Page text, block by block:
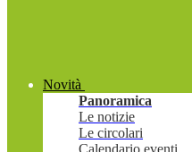
Novità
Panoramica
Le notizie
Le circolari